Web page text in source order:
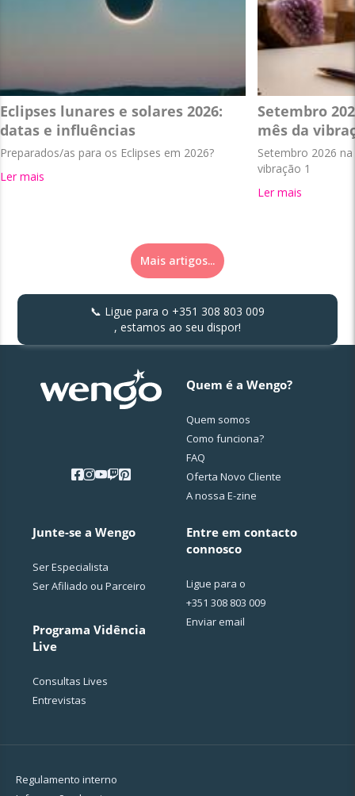
Eclipses lunares e solares 2026:
datas e influências
Preparados/as para os Eclipses em 2026?
Ler mais
Setembro
mês da
Setembro 2026
vibração 1
Ler mais
Mais artigos...
📞 Ligue para o +351 308 803 009
, estamos ao seu dispor!
Quem é a Wengo?
Quem somos
Como funciona?
FAQ
Oferta Novo Cliente
A nossa E-zine
Junte-se a Wengo
Ser Especialista
Ser Afiliado ou Parceiro
Programa Vidência
Live
Consultas Lives
Entrevistas
Entre em contacto
connosco
Ligue para o
+351 308 803 009
Enviar email
Regulamento interno